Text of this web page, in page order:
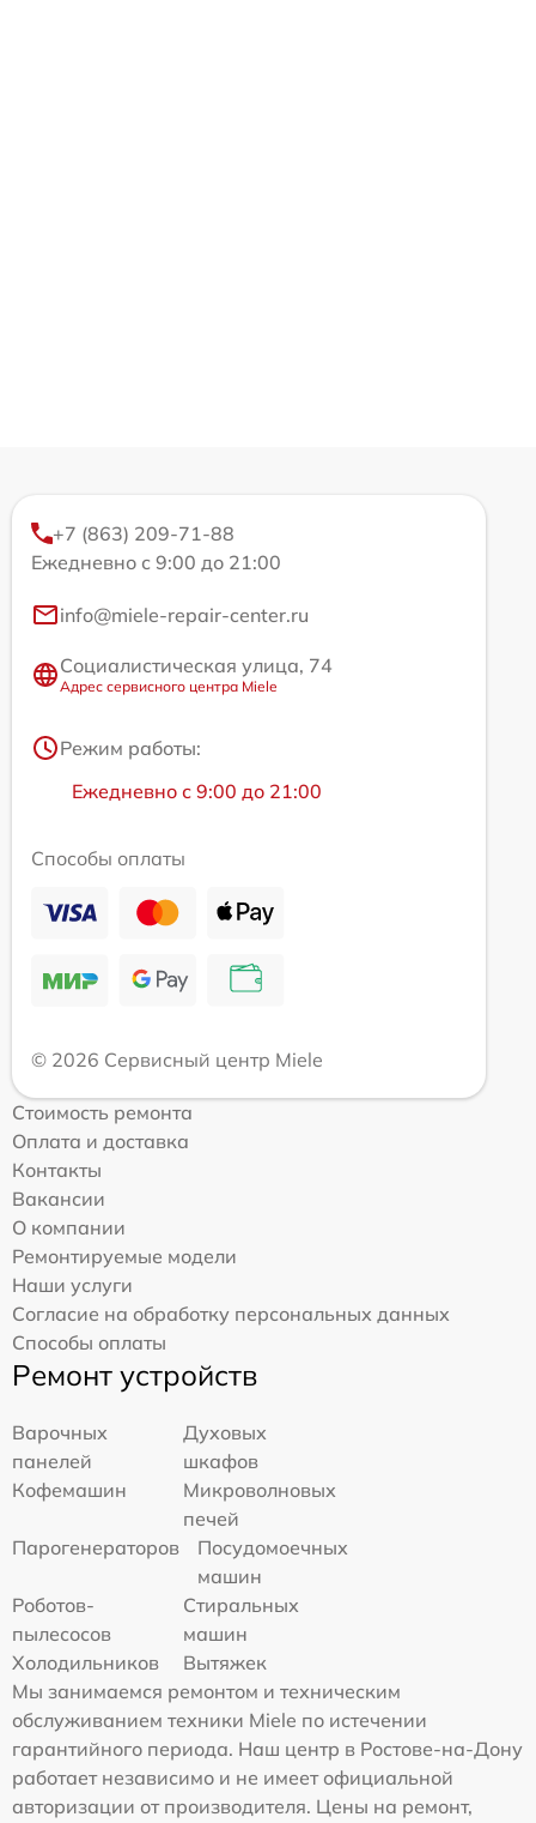
+7 (863) 209-71-88
Ежедневно с 9:00 до 21:00
info@miele-repair-center.ru
Социалистическая улица, 74
Адрес сервисного центра Miele
Режим работы:
Ежедневно с 9:00 до 21:00
Способы оплаты
© 2026 Сервисный центр Miele
Стоимость ремонта
Оплата и доставка
Контакты
Вакансии
О компании
Ремонтируемые модели
Наши услуги
Согласие на обработку персональных данных
Способы оплаты
Ремонт устройств
Варочных
панелей
Духовых
шкафов
Кофемашин
Микроволновых
печей
Парогенераторов
Посудомоечных
машин
Роботов-
пылесосов
Стиральных
машин
Холодильников
Вытяжек
Мы занимаемся ремонтом и техническим
обслуживанием техники Miele по истечении
гарантийного периода. Наш центр в Ростове-на-Дону
работает независимо и не имеет официальной
авторизации от производителя. Цены на ремонт,